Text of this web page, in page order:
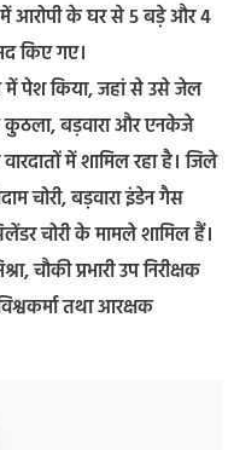
में आरोपी के घर से 5 बड़े और 4
किए गए।
में पेश किया, जहां से उसे जेल
कुठला, बड़वारा और एनकेजे
में शामिल रहा है। जिले
चोरी, बड़वारा इंडेन गैस
चोरी के मामले शामिल हैं।
चौकी प्रभारी उप निरीक्षक
तथा आरक्षक